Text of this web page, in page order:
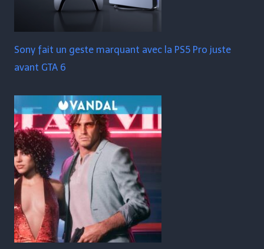
Sony fait un geste marquant avec la PS5 Pro juste
avant GTA 6